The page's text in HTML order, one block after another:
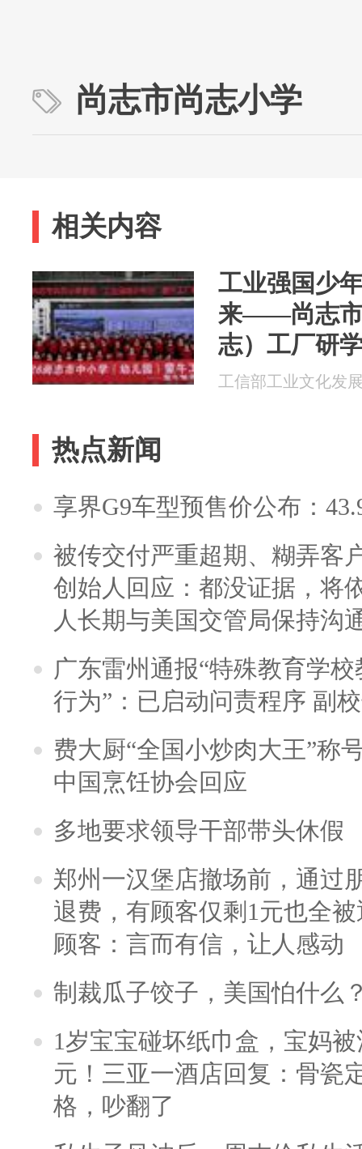
尚志市尚志小学
相关内容
工业强国少
来——尚志市
志）工厂研
工信部工业文化发
热点新闻
享界G9车型预售价公布：
被传交付严重超期、糊弄客
创始人回应：都没证据，将
人长期与美国交管局保持沟
广东雷州通报“特殊教育学
行为”：已启动问责程序 副
费大厨“全国小炒肉大王”称
中国烹饪协会回应
多地要求领导干部带头休假
郑州一汉堡店撤场前，通过
退费，有顾客仅剩1元也全
顾客：言而有信，让人感动
制裁瓜子饺子，美国怕什么
1岁宝宝碰坏纸巾盒，宝妈
元！三亚一酒店回复：骨瓷
格，吵翻了